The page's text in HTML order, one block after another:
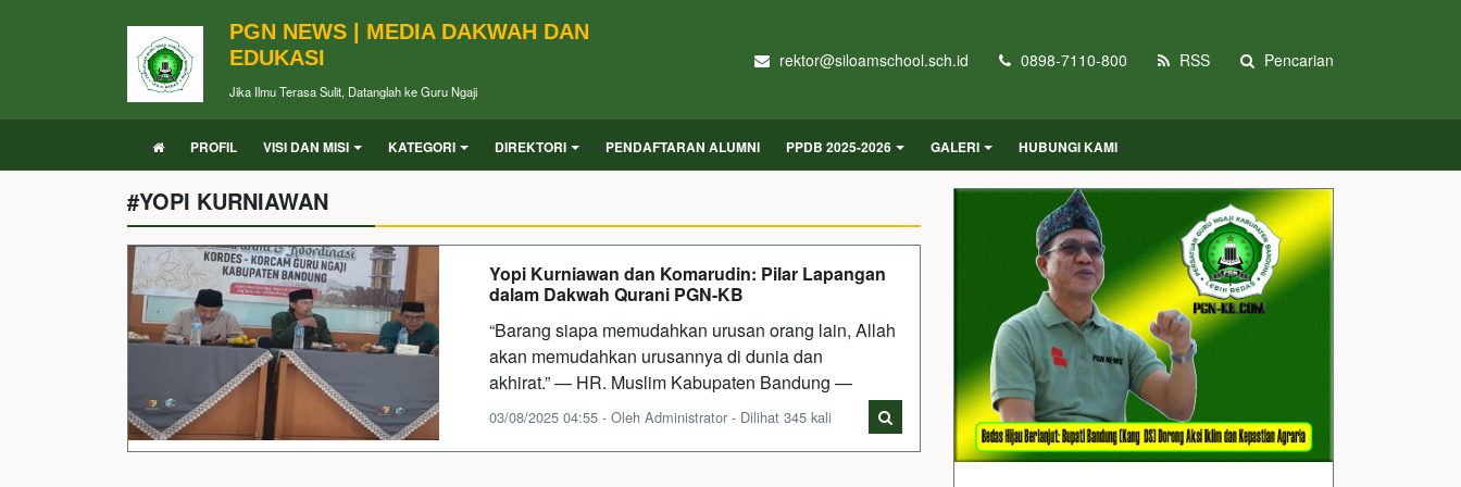
PGN NEWS | MEDIA DAKWAH DAN
EDUKASI
Jika Ilmu Terasa Sulit, Datanglah ke Guru Ngaji
rektor@siloamschool.sch.id 0898-7110-800 RSS Pencarian
PROFIL VISI DAN MISI KATEGORI DIREKTORI PENDAFTARAN ALUMNI PPDB 2025-2026 GALERI HUBUNGI KAMI
#YOPI KURNIAWAN
Yopi Kurniawan dan Komarudin: Pilar Lapangan
dalam Dakwah Qurani PGN-KB
“Barang siapa memudahkan urusan orang lain, Allah
akan memudahkan urusannya di dunia dan
akhirat.” — HR. Muslim Kabupaten Bandung —
03/08/2025 04:55 - Oleh Administrator - Dilihat 345 kali